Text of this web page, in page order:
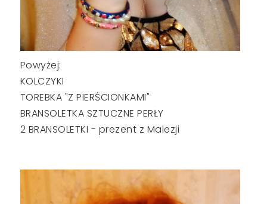
Powyżej:
KOLCZYKI
TOREBKA "Z PIERŚCIONKAMI"
BRANSOLETKA SZTUCZNE PERŁY
2 BRANSOLETKI - prezent z Malezji